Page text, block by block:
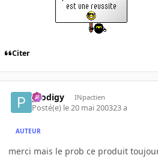
Citer
prodigy INpactien
Posté(e) le 20 mai 200323 a
AUTEUR
merci mais le prob ce produit